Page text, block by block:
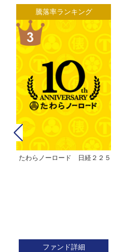
騰落率ランキング
たわらノーロード 日経２２５
ファンド詳細